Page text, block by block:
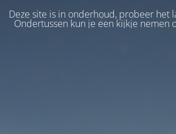
Deze site is in onderhoud, probeer het
Ondertussen kun je een kijkje nemen